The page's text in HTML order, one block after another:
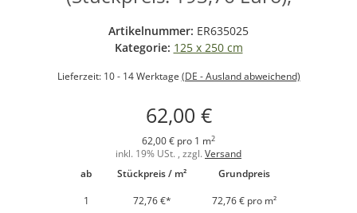
Artikelnummer: ER635025
Kategorie: 125 x 250 cm
Lieferzeit: 10 - 14 Werktage (DE - Ausland abweichend)
62,00 €
62,00 € pro 1 m2
inkl. 19% USt. , zzgl. Versand
ab
Stückpreis / m²
Grundpreis
1
72,76 €* 72,76 € pro m²